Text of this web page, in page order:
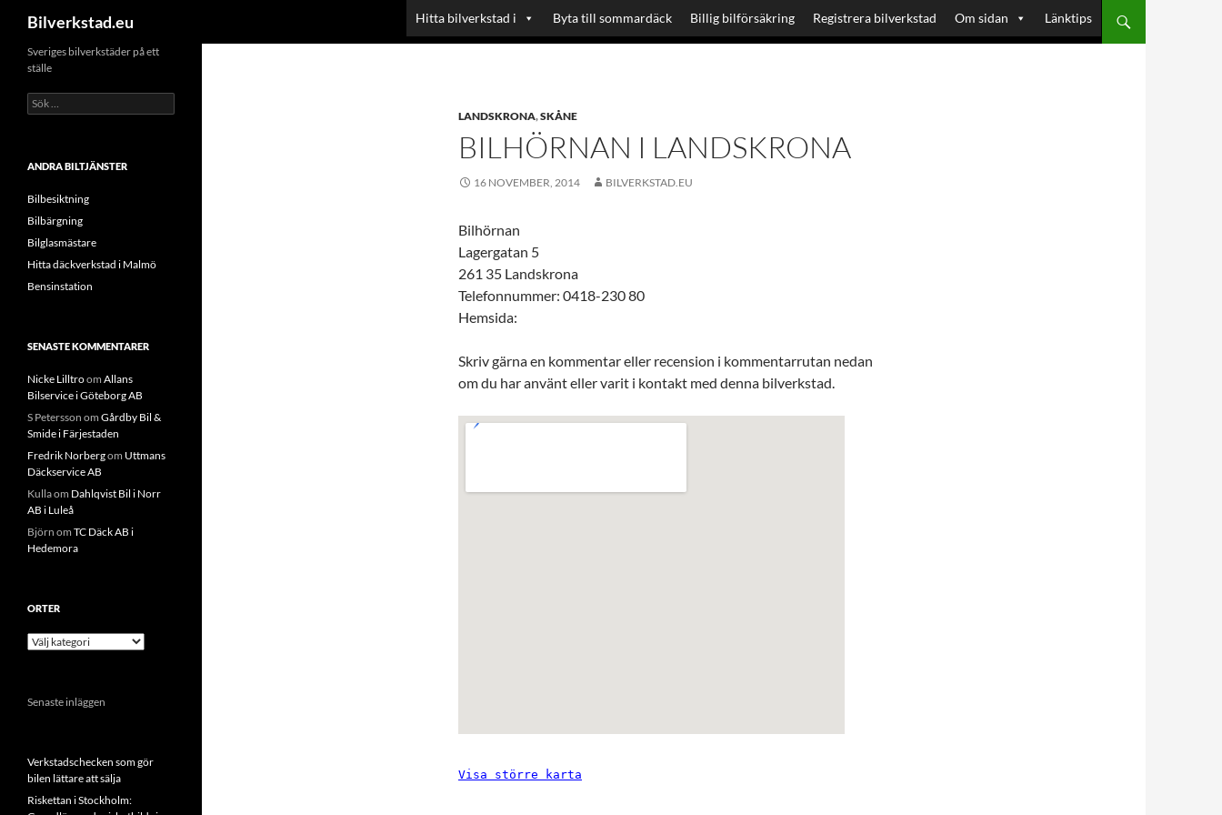
Hoppa
innehåll
Bilverkstad.eu Hitta bilverkstad i Byta till sommardäck Billig bilförsäkring Registrera bilverkstad Om sidan Länktips
LANDSKRONA,SKÅNE
BILHÖRNAN I LANDSKRONA
16 NOVEMBER, 2014 BILVERKSTAD.EU
Bilhörnan
Lagergatan 5
261 35 Landskrona
Telefonnummer: 0418-230 80
Hemsida:
Skriv gärna en kommentar eller recension i kommentarrutan nedan
om du har använt eller varit i kontakt med denna bilverkstad.
Visa större karta
Sveriges bilverkstäder på ett
ställe
Sök
efter:
ANDRA BILTJÄNSTER
Bilbesiktning
Bilbärgning
Bilglasmästare
Hitta däckverkstad i Malmö
Bensinstation
SENASTE KOMMENTARER
Nicke Lilltroom Allans
Bilservice i Göteborg AB
S Petersson om Gårdby Bil &
Smide i Färjestaden
Fredrik Norbergom Uttmans
Däckservice AB
Kullaom Dahlqvist Bil i Norr
AB i Luleå
Björn om TC Däck AB i
Hedemora
ORTER
Orter
Senaste inläggen
Verkstadschecken som gör
bilen lättare att sälja
Riskettan i Stockholm: